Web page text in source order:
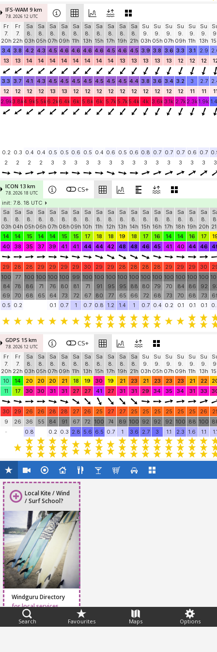
IFS-WAM 9 km
7.8. 2026 12 UTC
Fr
7.
20h
Fr
7.
22h
Sa
8.
03h
Sa
8.
05h
Sa
8.
07h
Sa
8.
09h
Sa
8.
11h
Sa
8.
13h
Sa
8.
15h
Sa
8.
17h
Sa
8.
19h
Sa
8.
21h
Su
9.
03h
Su
9.
05h
Su
9.
07h
Su
9.
09h
Su
9.
11h
Su
9.
13h
3.4 3.8 4.2 4.3 4.5 4.6 4.6 4.6 4.6 4.5 4.6 4.5 3.9 3.8 3.6 3.3 3.1 2.9
13
13 14 14 14 14 14 14 14 14 13 13 13 13 13 12 12 12
3.3 3.7 4.1 4.3 4.5 4.5 4.5 4.5 4.5 4.5 4.5 4.4 3.8 3.6 3.4 3.2 3 2.7
12
12 12 12 13 13 12 12 12 12 12 12 12 12 12 12 11 11
2.9k3.8k4.9k5.5k6.2k6.4k 6k 5.8k 6k 5.7k 5.7k5.4k 4k 3.6k 3.1k 2.7k2.3k1.9k
0.2 0.3 0.4 0.4 0.5 0.5 0.6 0.5 0.4 0.6 0.5 0.6 0.8 0.7 0.7 0.7 0.6 0.7
2
2 2 2 3 3 3 3 3 3 3 3 3 3 3 3 3 3 3
ICON 13 km
7.8. 2026 18 UTC CS+
init: 7.8. 18 UTC
Sa
8.
03h
Sa
8.
04h
Sa
8.
05h
Sa
8.
06h
Sa
8.
07h
Sa
8.
08h
Sa
8.
09h
Sa
8.
10h
Sa
8.
11h
Sa
8.
12h
Sa
8.
13h
Sa
8.
14h
Sa
8.
15h
Sa
8.
16h
Sa
8.
17h
Sa
8.
18h
Sa
8.
19h
Sa
8.
20h
14
14 15 14 14 15 15 17 18 18 19 18 17 16 14 14 16 17
40
38 35 37 39 41 41 44 44 42 48 48 46 45 41 40 44 46
29 28 28 29 29 29 29 30 29 29 28 28 28 28 29 29 29 30
100
84
69
77
78
70
100
86
68
100
71
65
100
76
64
100
80
73
99
81
72
100
71
67
100
91
80
100
95
77
100
95
65
100
88
66
100
80
72
100
79
68
100
70
73
100
84
70
100
86
68
100
92
73
0.5 0.2 0.1 0.7 1 0.7 0.8 1.2 1.4 1 0.7 0.4 0.2 0.1 0.1 0.1
GDPS 15 km
7.8. 2026 12 UTC CS+
Fr
7.
20h
Fr
7.
22h
Sa
8.
03h
Sa
8.
05h
Sa
8.
07h
Sa
8.
09h
Sa
8.
11h
Sa
8.
13h
Sa
8.
15h
Sa
8.
17h
Sa
8.
19h
Sa
8.
21h
Su
9.
03h
Su
9.
05h
Su
9.
07h
Su
9.
09h
Su
9.
11h
Su
9.
13h
10
14 20 20 20 21 18 19 30 19 21 23 21 23 23 23 21 22
11
17 30 30 31 31 27 27 41 27 31 31 29 34 35 34 31 33
30 29 26 26 28 28 27 26 25 27 27 25 25 25 25 25 25 26
9
26 36 55 84 91 67 72 100 74 89 100 92 92 92 100 88 100
-
0.8 0.2 0.3 2.8 5.6 6.5 0.7 1 3.6 2.7 3 1.1 2.3 1.6 1.1
Search Favourites Maps Options
Local Kite / Wind
/ Surf School?
Windguru Directory
for local services
Feedback